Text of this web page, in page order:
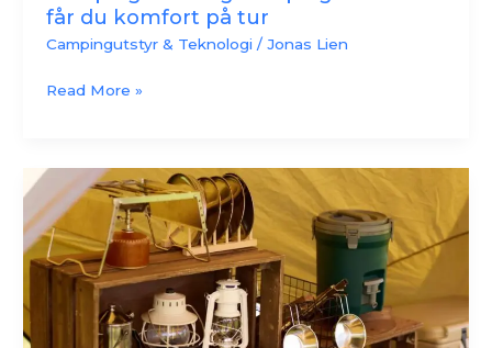
får du komfort på tur
Campingutstyr & Teknologi / Jonas Lien
Read More »
Handsfree
eller
bredt
lys:
Tips
campinglykt